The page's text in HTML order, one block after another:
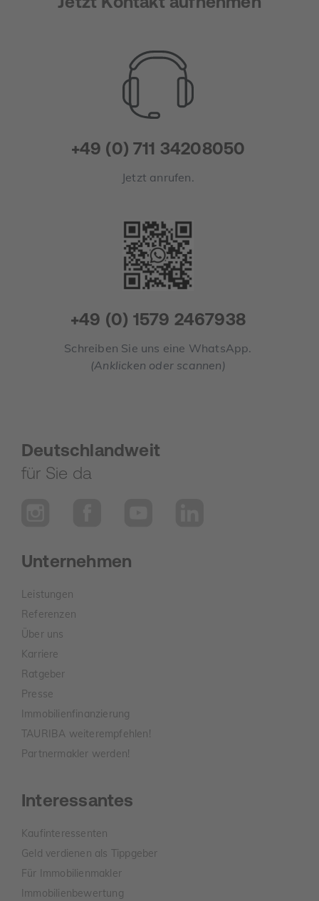
+49 (0) 711 34208050
Jetzt anrufen.
+49 (0) 1579 2467938
Schreiben Sie uns eine WhatsApp.
(Anklicken oder scannen)
Deutschlandweit
für Sie da
Unternehmen
Leistungen
Referenzen
Über uns
Karriere
Ratgeber
Presse
Immobilienfinanzierung
TAURIBA weiterempfehlen!
Partnermakler werden!
Interessantes
Kaufinteressenten
Geld verdienen als Tippgeber
Für Immobilienmakler
Immobilienbewertung